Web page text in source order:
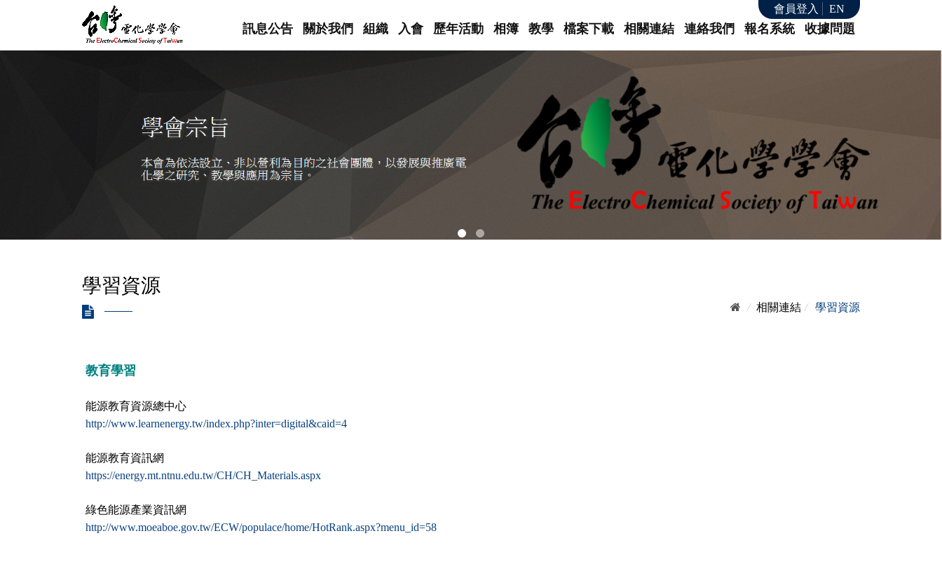
訊息公告 關於我們 組織 入會 歷年活動 相簿 教學 檔案下載 相關連結 連絡我們 報名系統 收據問題
會員登入 EN
學習資源
/ 相關連結 / 學習資源
教育學習
能源教育資源總中心
http://www.learnenergy.tw/index.php?inter=digital&caid=4
能源教育資訊網
https://energy.mt.ntnu.edu.tw/CH/CH_Materials.aspx
綠色能源產業資訊網
http://www.moeaboe.gov.tw/ECW/populace/home/HotRank.aspx?menu_id=58